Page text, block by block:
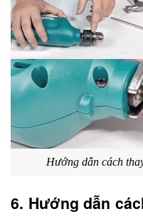
Hướng dẫn cách
6. Hướng dẫn